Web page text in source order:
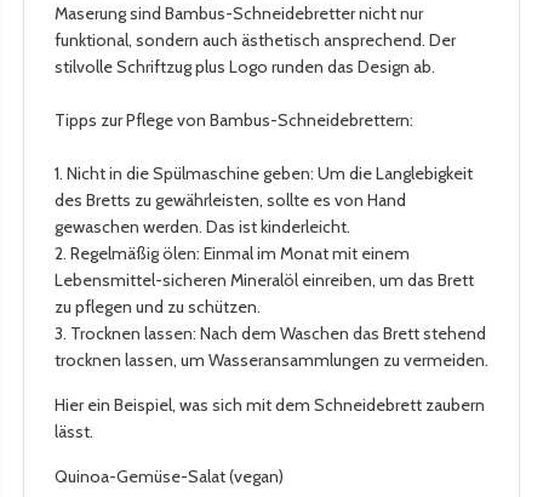
Maserung sind Bambus-Schneidebretter nicht nur
funktional, sondern auch ästhetisch ansprechend. Der
stilvolle Schriftzug plus Logo runden das Design ab.
Tipps zur Pflege von Bambus-Schneidebrettern:
1. Nicht in die Spülmaschine geben: Um die Langlebigkeit
des Bretts zu gewährleisten, sollte es von Hand
gewaschen werden. Das ist kinderleicht.
2. Regelmäßig ölen: Einmal im Monat mit einem
Lebensmittel-sicheren Mineralöl einreiben, um das Brett
zu pflegen und zu schützen.
3. Trocknen lassen: Nach dem Waschen das Brett stehend
trocknen lassen, um Wasseransammlungen zu vermeiden.
Hier ein Beispiel, was sich mit dem Schneidebrett zaubern
lässt.
Quinoa-Gemüse-Salat (vegan)